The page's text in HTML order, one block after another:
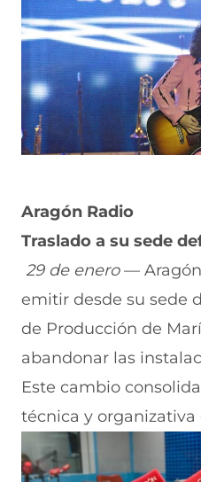
Aragón Radio
Traslado a su sede
29 de enero— Aragón
emitir desde su sede
de Producción de
abandonar las
Este cambio
técnica y organizativa